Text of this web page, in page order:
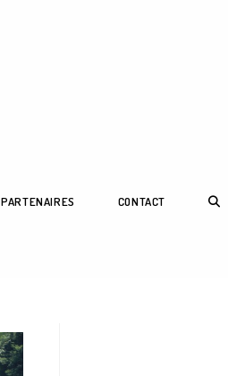
PARTENAIRES CONTACT